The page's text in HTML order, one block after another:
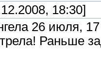
18:30]
26 июля,
Раньше